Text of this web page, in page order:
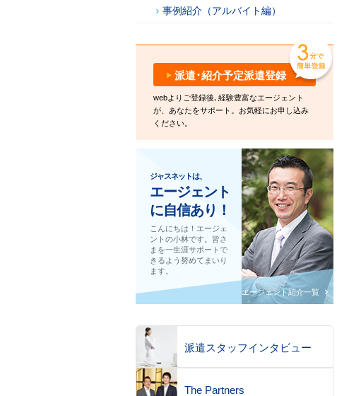
事例紹介（アルバイト編）
派遣･紹介予定派遣登録
webよりご登録後､経験豊富なエージェント
が、あなたをサポート。お気軽にお申し込み
ください。
ジャスネットは、
エージェント
に自信あり！
こんにちは！エージェ
ントの小林です。皆さ
まを一生涯サポートで
きるよう努めてまいり
ます。
エージェント紹介一覧
派遣スタッフインタビュー
The Partners